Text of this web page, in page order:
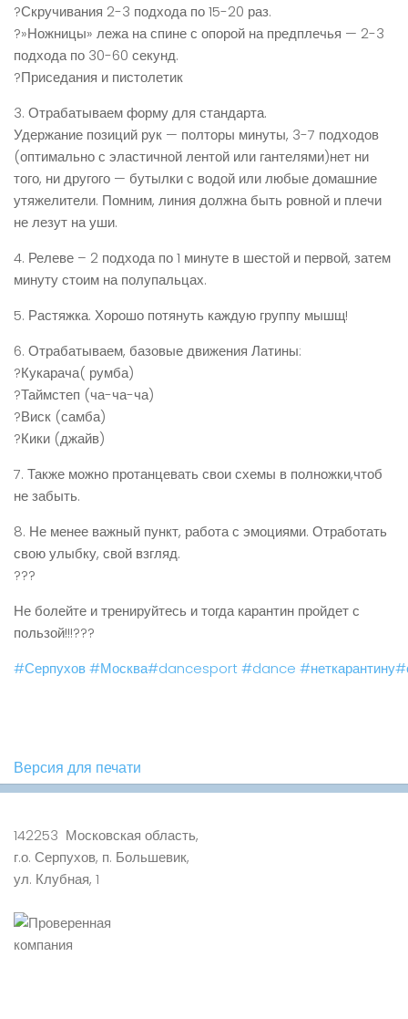
?Скручивания 2-3 подхода по 15-20 раз.
?»Ножницы» лежа на спине с опорой на предплечья — 2-3
подхода по 30-60 секунд.
?Приседания и пистолетик
3. Отрабатываем форму для стандарта.
Удержание позиций рук — полторы минуты, 3-7 подходов
(оптимально с эластичной лентой или гантелями)нет ни
того, ни другого — бутылки с водой или любые домашние
утяжелители. Помним, линия должна быть ровной и плечи
не лезут на уши.
4. Релеве – 2 подхода по 1 минуте в шестой и первой, затем
минуту стоим на полупальцах.
5. Растяжка. Хорошо потянуть каждую группу мышщ!
6. Отрабатываем, базовые движения Латины:
?Кукарача( румба)
?Таймстеп (ча-ча-ча)
?Виск (самба)
?Кики (джайв)
7. Также можно протанцевать свои схемы в полножки,чтоб
не забыть.
8. Не менее важный пункт, работа с эмоциями. Отработать
свою улыбку, свой взгляд.
???
Не болейте и тренируйтесь и тогда карантин пройдет с
пользой!!!???
#Серпухов#Москва#dancesport#dance #неткарантину
Версия для печати
142253 Московская область,
г.о. Серпухов, п. Большевик,
ул. Клубная, 1